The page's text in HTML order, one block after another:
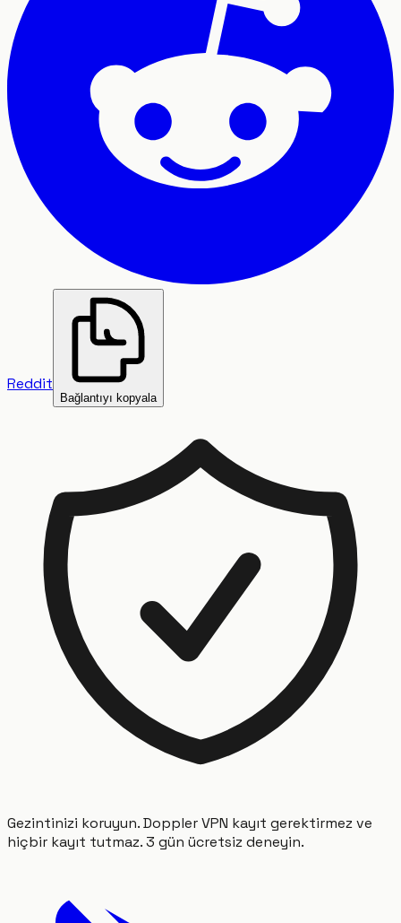
Reddit
Bağlantıyı kopyala
Gezintinizi koruyun. Doppler VPN kayıt gerektirmez ve
hiçbir kayıt tutmaz. 3 gün ücretsiz deneyin.